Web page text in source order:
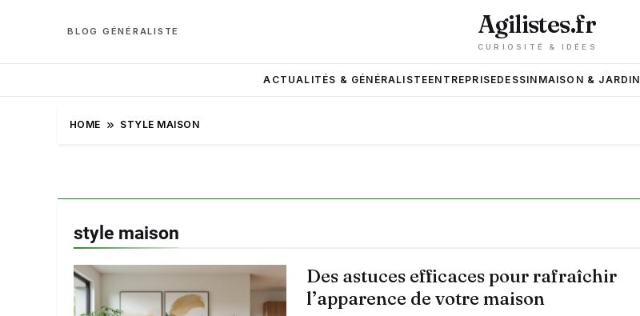
BLOG GÉNÉRALISTE Agilistes.fr
CURIOSITÉ & IDÉES
ACTUALITÉS & GÉNÉRALISTEENTREPRISEDESSIN MAISON & JARDIN
HOME STYLE MAISON
style maison
Des astuces efficaces pour rafraîchir
l’apparence de votre maison